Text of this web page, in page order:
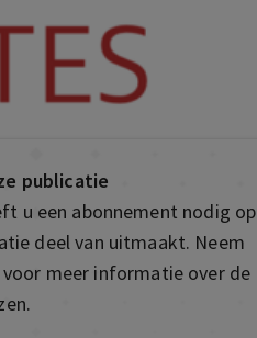
publicatie
u een abonnement nodig op
deel van uitmaakt. Neem
meer informatie over de